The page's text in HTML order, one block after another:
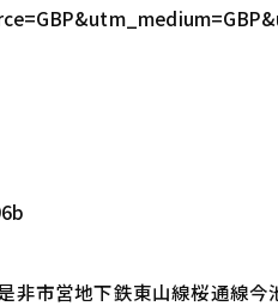
非市営地下鉄東山線桜通線